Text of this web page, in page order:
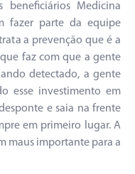
Medicina
fazer parte da equipe
a prevenção que é a
faz com que a gente
detectado, a gente
esse investimento em
e saia na frente
em primeiro lugar. A
maus importante para a